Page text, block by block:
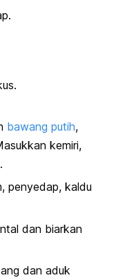
bawang putih,
kemiri,
penyedap, kaldu
dan biarkan
dan aduk